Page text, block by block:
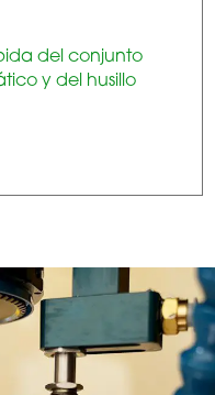
del conjunto
y del husillo